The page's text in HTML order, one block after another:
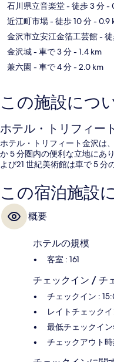
石川県立音楽堂- 徒歩 3 分-
近江町市場- 徒歩 10 分- 0.9
金沢市立安江金箔工芸館-
金沢城- 車で 3 分- 1.4 km
兼六園 - 車で 4 分- 2.0 km
この施設につ
ホテル・トリフィー
ホテル・トリフィート金沢は
か 5 分圏内の便利な立地にあ
よび21 世紀美術館は車で 5 分
この宿泊施設
概要
ホテルの規模
客室 : 161
チェックイン / チ
チェックイン :
レイトチェック
最低チェックイン
チェックアウト時